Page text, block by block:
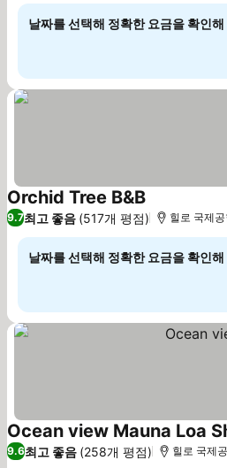
날짜를 선택해 정확한 요금을 확인해
Orchid Tree B&B요금 보기
9.7최고 좋음 (517개 평점) 힐로 국제
날짜를 선택해 정확한 요금을 확인해
Ocean view Mauna Loa
9.6최고 좋음 (258개 평점) 힐로 국제